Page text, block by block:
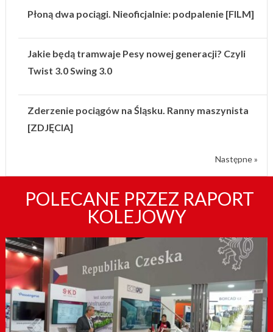
Płoną dwa pociągi. Nieoficjalnie: podpalenie [FILM]
Jakie będą tramwaje Pesy nowej generacji? Czyli
Twist 3.0 Swing 3.0
Zderzenie pociągów na Śląsku. Ranny maszynista
[ZDJĘCIA]
Następne »
POLECANE PRZEZ RAPORT
KOLEJOWY